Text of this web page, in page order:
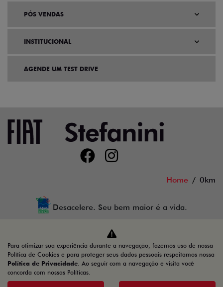
PÓS VENDAS
INSTITUCIONAL
AGENDE UM TEST DRIVE
Home 0km
Desacelere. Seu bem maior é a vida.
Auto GT LTDA
44.810.398/0003-69
Para otimizar sua experiência durante a navegação, fazemos uso de nossa
Política de Cookies e para proteger seus dados pessoais respeitamos nossa
Política de Privacidade. Ao seguir com a navegação e visita você
concorda com nossas Políticas.